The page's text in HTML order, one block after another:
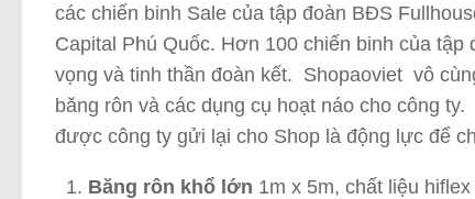
các chiến binh Sale của tập đoàn BĐS
Capital Phú Quốc. Hơn 100 chiến binh của
vọng và tinh thần đoàn kết. Shopaoviet vô
băng rôn và các dụng cụ hoạt náo cho công
được công ty gửi lại cho Shop là động lực để
Băng rôn khổ lớn 1m x 5m, chất liệu